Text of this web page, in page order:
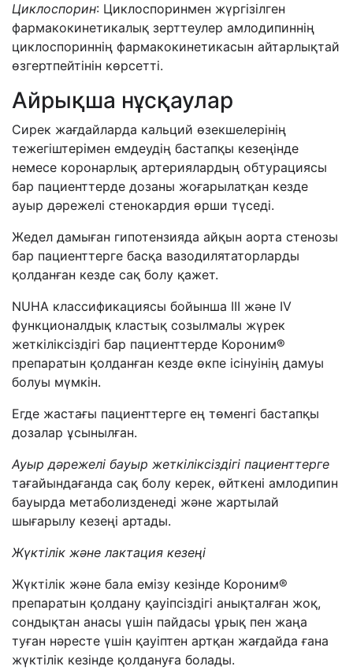
Циклоспорин: Циклоспоринмен жүргізілген
фармакокинетикалық зерттеулер амлодипиннің
циклоспориннің фармакокинетикасын айтарлықтай
өзгертпейтінін көрсетті.
Айрықша нұсқаулар
Сирек жағдайларда кальций өзекшелерінің
тежегіштерімен емдеудің бастапқы кезеңінде
немесе коронарлық артериялардың обтурациясы
бар пациенттерде дозаны жоғарылатқан кезде
ауыр дәрежелі стенокардия өрши түседі.
Жедел дамыған гипотензияда айқын аорта стенозы
бар пациенттерге басқа вазодилятаторларды
қолданған кезде сақ болу қажет.
NUHA классификациясы бойынша III және IV
функционалдық кластық созылмалы жүрек
жеткіліксіздігі бар пациенттерде Короним®
препаратын қолданған кезде өкпе ісінуінің дамуы
болуы мүмкін.
Егде жастағы пациенттерге ең төменгі бастапқы
дозалар ұсынылған.
Ауыр дәрежелі бауыр жеткіліксіздігі пациенттерге
тағайындағанда сақ болу керек, өйткені амлодипин
бауырда метаболизденеді және жартылай
шығарылу кезеңі артады.
Жүктілік және лактация кезеңі
Жүктілік және бала емізу кезінде Короним®
препаратын қолдану қауіпсіздігі анықталған жоқ,
сондықтан анасы үшін пайдасы ұрық пен жаңа
туған нәресте үшін қауіптен артқан жағдайда ғана
жүктілік кезінде қолдануға болады.